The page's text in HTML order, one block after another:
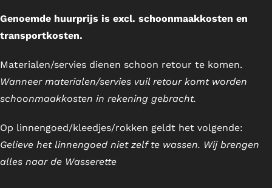
Inspiratie
Servies en glaswerk
Genoemde huurprijs is excl. schoonmaakkosten en
transportkosten.
Materialen/servies dienen schoon retour te komen.
Wanneer materialen/servies vuil retour komt worden
schoonmaakkosten in rekening gebracht.
Op linnengoed/kleedjes/rokken geldt het volgende:
Gelieve het linnengoed niet zelf te wassen. Wij brengen
alles naar de Wasserette